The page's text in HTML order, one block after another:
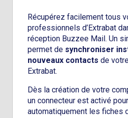
Récupérez facilement tous
professionnels d’Extrabat
réception Buzzee Mail. Un
permet de synchroniser
nouveaux contacts de
Extrabat.
Dès la création de votre
un connecteur est activé
automatiquement les fiches